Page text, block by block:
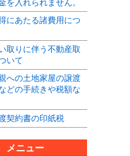
を入れられません。
にあたる諸費用につ
取りに伴う不動産取
いて
への土地家屋の譲渡
どの手続きや税額な
契約書の印紙税
メニュー